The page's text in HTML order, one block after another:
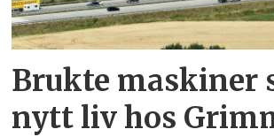
Brukte maskiner
nytt liv hos